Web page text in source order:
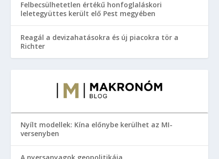
Felbecsülhetetlen értékű honfoglaláskori
leletegyüttes került elő Pest megyében
Reagál a devizahatásokra és új piacokra tör a
Richter
Nyílt modellek: Kína előnybe kerülhet az MI-
versenyben